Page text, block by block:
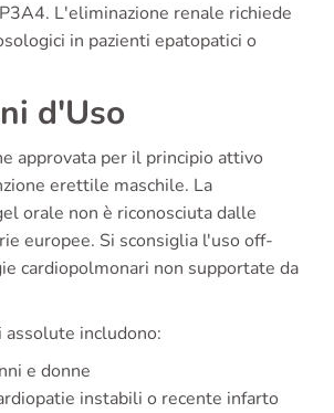
L'eliminazione renale richiede
in pazienti epatopatici o
d'Uso
approvata per il principio attivo
erettile maschile. La
orale non è riconosciuta dalle
europee. Si sconsiglia l'uso off-
cardiopolmonari non supportate da
assolute includono:
e donne
instabili o recente infarto